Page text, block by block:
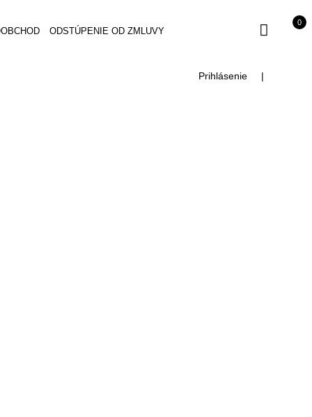
ODSTÚPENIE OD ZMLUVY
0
Prihlásenie